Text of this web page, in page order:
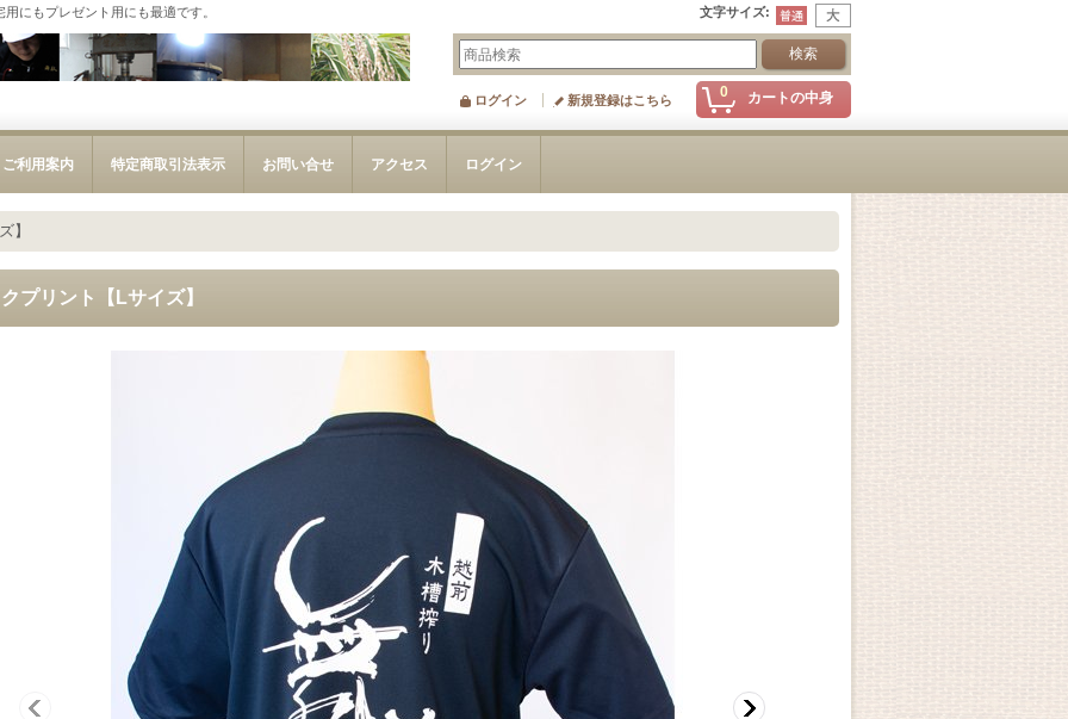
にもプレゼント用にも最適です。 文字サイズ:
0 カートの中身
ログイン 新規登録はこちら
ご利用案内 特定商取引法表示 お問い合せ アクセス ログイン
ズ】
プリント【Lサイズ】